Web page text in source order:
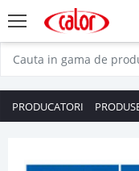
PRODUCATORI